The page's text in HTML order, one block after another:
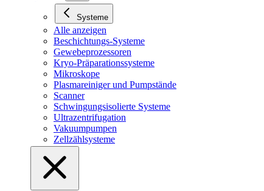
Systeme
Alle anzeigen
Beschichtungs-Systeme
Gewebeprozessoren
Kryo-Präparationssysteme
Mikroskope
Plasmareiniger und Pumpstände
Scanner
Schwingungsisolierte Systeme
Ultrazentrifugation
Vakuumpumpen
Zellzählsysteme